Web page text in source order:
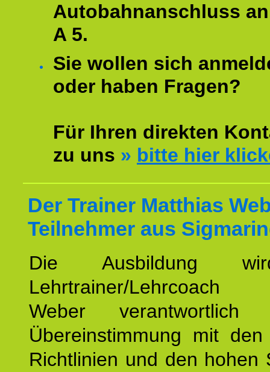
Autobahnanschluss
A 5.
Sie wollen sich
oder haben Fragen?
Für Ihren direkten
zu uns » bitte hier
Der Trainer Matthias
Teilnehmer aus
Die Ausbildung
Lehrtrainer/Lehrcoach
Weber
Übereinstimmung mit den
Richtlinien und den hohen